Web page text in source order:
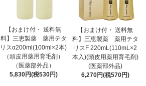
【おまけ付・ 送料無
料】三恵製薬 薬用テタ
リスα200ml(100ml×2本)
（頭皮用薬用育毛剤）
（医薬部外品）
5,830円(税530円)
【おまけ付・ 送料無
料】三恵製薬 薬用テタ
リスF 220mL(110mL×2
本入)(頭皮用薬用育毛剤)
(医薬部外品)
6,270円(税570円)